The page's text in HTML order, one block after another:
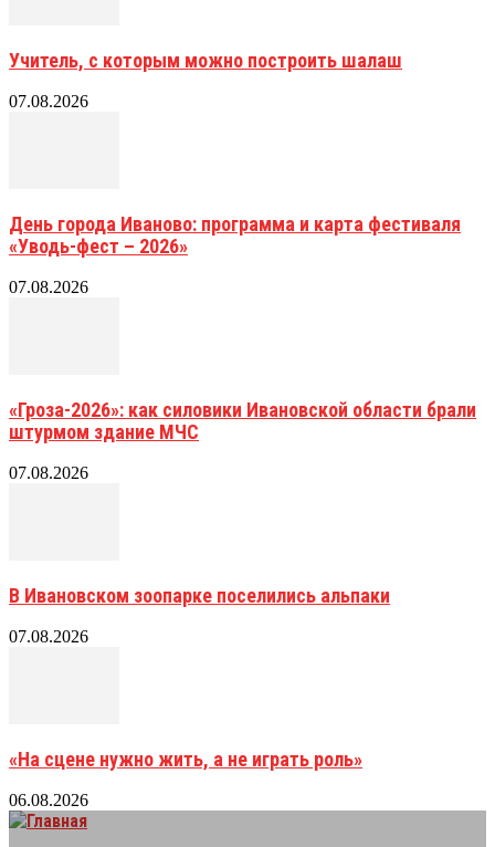
Учитель, с которым можно построить шалаш
07.08.2026
День города Иваново: программа и карта фестиваля
«Уводь-фест – 2026»
07.08.2026
«Гроза-2026»: как силовики Ивановской области брали
штурмом здание МЧС
07.08.2026
В Ивановском зоопарке поселились альпаки
07.08.2026
«На сцене нужно жить, а не играть роль»
06.08.2026